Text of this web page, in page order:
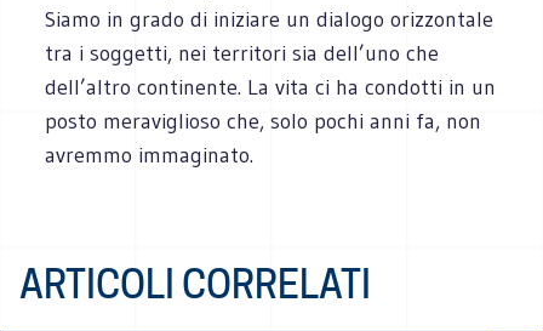
Siamo in grado di iniziare un dialogo orizzontale
tra i soggetti, nei territori sia dell’uno che
dell’altro continente. La vita ci ha condotti in un
posto meraviglioso che, solo pochi anni fa, non
avremmo immaginato.
ARTICOLI CORRELATI